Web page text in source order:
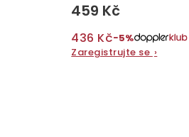
459 Kč
436 Kč−5%
Zaregistrujte se ›